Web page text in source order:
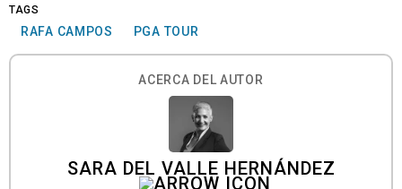
TAGS
RAFA CAMPOS PGA TOUR
ACERCA DEL AUTOR
SARA DEL VALLE HERNÁNDEZ